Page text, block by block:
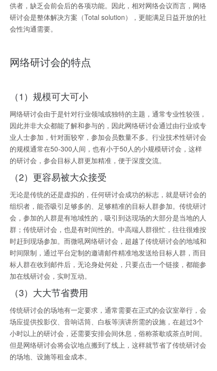
供者，缺乏会前会后的各项功能。因此，相对网络会议而言，网络
研讨会是整体解决方案（Total solution），更能满足日益开放的社
会性沟通需要。
网络研讨会的特点
（1）规模可大可小
网络研讨会由于是针对行业领域或独特的主题，通常专业性较强，
因此并非大众都能了解和参与的，因此网络研讨会通过由行业或专
业人士参加，针对面较窄，参加会员数量不多。行业技术性研讨会
的规模通常在50-300人间，也有小于50人的小规模研讨会，这样
的研讨会，参会目标人群更加精准，便于深度交流。
（2）更容易被大众接受
无论是传统的还是虚拟的，任何研讨会成功的标志，就是研讨会的
组织者，能否吸引足够多的、足够精准的目标人群参加。传统研讨
会，参加的人群是有地域性的，吸引到达现场的大部分是当地的人
群；传统研讨会，也是有时间性的。中高端人群很忙，往往很难按
时赶到现场参加。而微吼网络研讨会，超越了传统研讨会的地域和
时间限制，通过平台定制的邀请邮件精准地发送给目标人群，而目
标人群在收到邮件后，无论身处何处，只要点击一个链接，都能参
加在线研讨会，实时互动。
（3）大大节省费用
传统研讨会的场地有一定要求，通常需要在正式的会议室举行，会
场应提供投影仪、音响话筒、白板等演讲所需的设施，在超过3个
小时以上的研讨会，还需要安排会间休息，俗称茶歇或茶点时间。
但是网络研讨会将会议地点搬到了线上，这样就节省了传统研讨会
的场地、设施等租金成本。